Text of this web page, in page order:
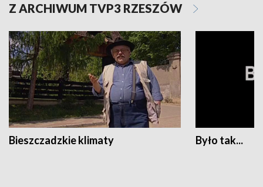
Z ARCHIWUM TVP3 RZESZÓW
Bieszczadzkie klimaty Było tak...